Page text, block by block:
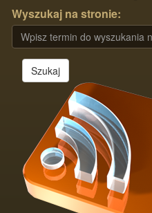
Wyszukaj na stronie:
Szukaj